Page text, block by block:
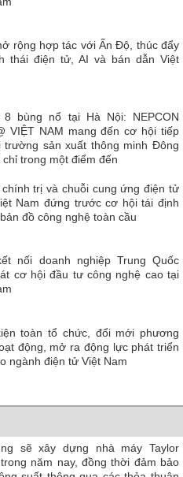
rộng hợp tác với Ấn Độ, thúc đẩy
thái điện tử, AI và bán dẫn Việt
8 bùng nổ tại Hà Nội: NEPCON
VIỆT NAM mang đến cơ hội tiếp
trường sản xuất thông minh Đông
chỉ trong một điểm đến
trị và chuỗi cung ứng điện tử
Nam đứng trước cơ hội tái định
đồ công nghệ toàn cầu
nối doanh nghiệp Trung Quốc
cơ hội đầu tư công nghệ cao tại
toàn tổ chức, đổi mới phương
động, mở ra động lực phát triển
ngành điện tử Việt Nam
sẽ xây dựng nhà máy Taylor
năm nay, đồng thời đảm bảo